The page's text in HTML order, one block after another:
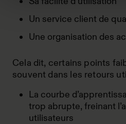
Un service client de
Une organisation des
Cela dit, certains points
souvent dans les retours
La courbe
trop abrupte, freinant
utilisateurs